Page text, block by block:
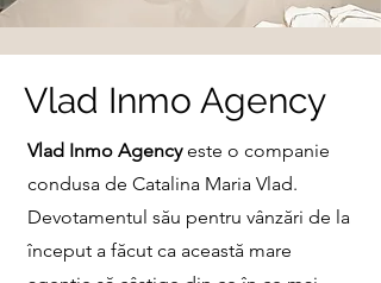
Vlad Inmo Agency
Vlad Inmo Agencyeste o companie
condusa de Catalina Maria Vlad.
Devotamentul său pentru vânzări de la
început a făcut ca această mare